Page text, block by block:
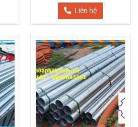
Liên hệ